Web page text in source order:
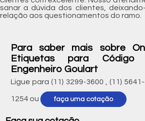
sanar a dúvida dos clientes,
relação aos questionamentos do ramo.
Para saber mais sobre
Etiquetas para
Engenheiro Goulart
Ligue para (11) 3299-3600 ,(11)
1254 ou faça uma cotação